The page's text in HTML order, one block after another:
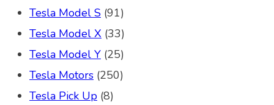
Tesla Model S (91)
Tesla Model X (33)
Tesla Model Y (25)
Tesla Motors (250)
Tesla Pick Up (8)